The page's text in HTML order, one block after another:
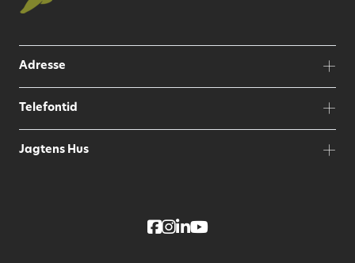
Adresse
Telefontid
Jagtens Hus